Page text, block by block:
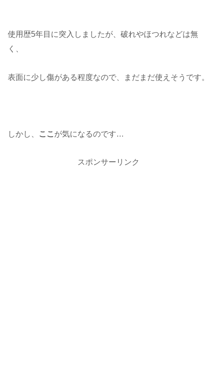
使用歴5年目に突入しましたが、破れやほつれなどは無
く、
表面に少し傷がある程度なので、まだまだ使えそうです。
しかし、 ここ が気になるのです…
スポンサーリンク